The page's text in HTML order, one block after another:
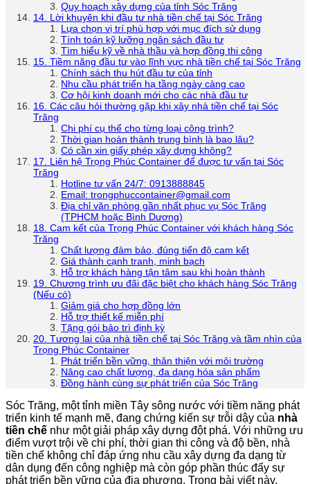
Quy hoạch xây dựng của tỉnh Sóc Trăng
14. Lời khuyên khi đầu tư nhà tiền chế tại Sóc Trăng
Lựa chọn vị trí phù hợp với mục đích sử dụng
Tính toán kỹ lưỡng ngân sách đầu tư
Tìm hiểu kỹ về nhà thầu và hợp đồng thi công
15. Tiềm năng đầu tư vào lĩnh vực nhà tiền chế tại Sóc Trăng
Chính sách thu hút đầu tư của tỉnh
Nhu cầu phát triển hạ tầng ngày càng cao
Cơ hội kinh doanh mới cho các nhà đầu tư
16. Các câu hỏi thường gặp khi xây nhà tiền chế tại Sóc
Trăng
Chi phí cụ thể cho từng loại công trình?
Thời gian hoàn thành trung bình là bao lâu?
Có cần xin giấy phép xây dựng không?
17. Liên hệ Trọng Phúc Container để được tư vấn tại Sóc
Trăng
Hotline tư vấn 24/7: 0913888845
Email: trongphuccontainer@gmail.com
Địa chỉ văn phòng gần nhất phục vụ Sóc Trăng
(TPHCM hoặc Bình Dương)
18. Cam kết của Trọng Phúc Container với khách hàng Sóc
Trăng
Chất lượng đảm bảo, đúng tiến độ cam kết
Giá thành cạnh tranh, minh bạch
Hỗ trợ khách hàng tận tâm sau khi hoàn thành
19. Chương trình ưu đãi đặc biệt cho khách hàng Sóc Trăng
(Nếu có)
Giảm giá cho hợp đồng lớn
Hỗ trợ thiết kế miễn phí
Tặng gói bảo trì định kỳ
20. Tương lai của nhà tiền chế tại Sóc Trăng và tầm nhìn của
Trọng Phúc Container
Phát triển bền vững, thân thiện với môi trường
Nâng cao chất lượng, đa dạng hóa sản phẩm
Đồng hành cùng sự phát triển của Sóc Trăng
Sóc Trăng, một tỉnh miền Tây sông nước với tiềm năng phát
triển kinh tế mạnh mẽ, đang chứng kiến sự trỗi dậy của nhà
tiền chế như một giải pháp xây dựng đột phá. Với những ưu
điểm vượt trội về chi phí, thời gian thi công và độ bền, nhà
tiền chế không chỉ đáp ứng nhu cầu xây dựng đa dạng từ
dân dụng đến công nghiệp mà còn góp phần thúc đẩy sự
phát triển bền vững của địa phương. Trong bài viết này,